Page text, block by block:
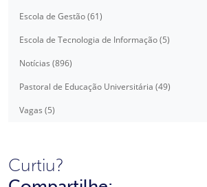
Escola de Gestão (61)
Escola de Tecnologia de Informação (5)
Notícias (896)
Pastoral de Educação Universitária (49)
Vagas (5)
Curtiu?